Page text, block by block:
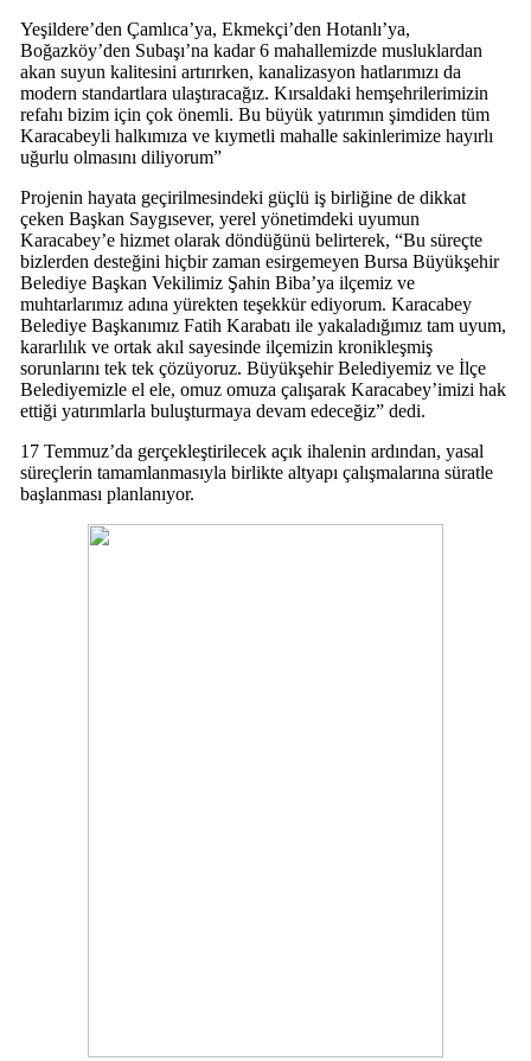
Yeşildere’den Çamlıca’ya, Ekmekçi’den Hotanlı’ya,
Boğazköy’den Subaşı’na kadar 6 mahallemizde musluklardan
akan suyun kalitesini artırırken, kanalizasyon hatlarımızı da
modern standartlara ulaştıracağız. Kırsaldaki hemşehrilerimizin
refahı bizim için çok önemli. Bu büyük yatırımın şimdiden tüm
Karacabeyli halkımıza ve kıymetli mahalle sakinlerimize hayırlı
uğurlu olmasını diliyorum”
Projenin hayata geçirilmesindeki güçlü iş birliğine de dikkat
çeken Başkan Saygısever, yerel yönetimdeki uyumun
Karacabey’e hizmet olarak döndüğünü belirterek, “Bu süreçte
bizlerden desteğini hiçbir zaman esirgemeyen Bursa Büyükşehir
Belediye Başkan Vekilimiz Şahin Biba’ya ilçemiz ve
muhtarlarımız adına yürekten teşekkür ediyorum. Karacabey
Belediye Başkanımız Fatih Karabatı ile yakaladığımız tam uyum,
kararlılık ve ortak akıl sayesinde ilçemizin kronikleşmiş
sorunlarını tek tek çözüyoruz. Büyükşehir Belediyemiz ve İlçe
Belediyemizle el ele, omuz omuza çalışarak Karacabey’imizi hak
ettiği yatırımlarla buluşturmaya devam edeceğiz” dedi.
17 Temmuz’da gerçekleştirilecek açık ihalenin ardından, yasal
süreçlerin tamamlanmasıyla birlikte altyapı çalışmalarına süratle
başlanması planlanıyor.